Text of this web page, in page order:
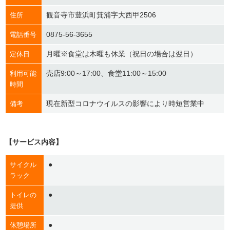
住所 観音寺市豊浜町箕浦字大西甲2506
電話番号 0875-56-3655
定休日 月曜※食堂は木曜も休業（祝日の場合は翌日）
利用可能
時間
売店9:00～17:00、食堂11:00～15:00
備考 現在新型コロナウイルスの影響により時短営業中
【サービス内容】
サイクル
ラック
●
トイレの
提供
●
休憩場所
●